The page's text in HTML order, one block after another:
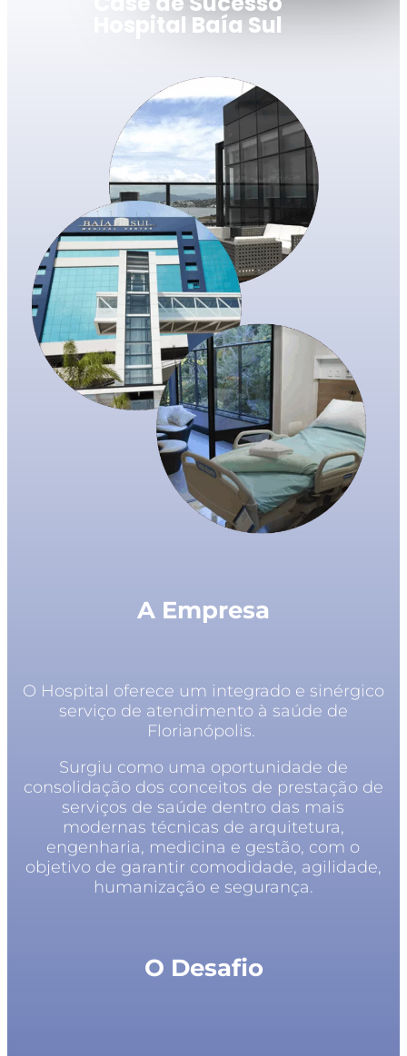
Hospital Baía Sul
A Empresa
O Hospital oferece um integrado e sinérgico
serviço de atendimento à saúde de
Florianópolis.
Surgiu como uma oportunidade de
consolidação dos conceitos de prestação de
serviços de saúde dentro das mais
modernas técnicas de arquitetura,
engenharia, medicina e gestão, com o
objetivo de garantir comodidade, agilidade,
humanização e segurança.
O Desafio